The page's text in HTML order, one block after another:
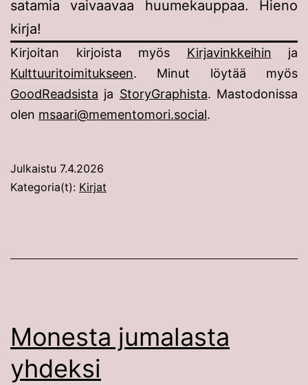
satamia vaivaavaa huumekauppaa. Hieno
kirja!
Kirjoitan kirjoista myös Kirjavinkkeihin ja
Kulttuuritoimitukseen. Minut löytää myös
GoodReadsista ja StoryGraphista. Mastodonissa
olen msaari@mementomori.social.
Julkaistu 7.4.2026
Kategoria(t): Kirjat
Monesta jumalasta
yhdeksi